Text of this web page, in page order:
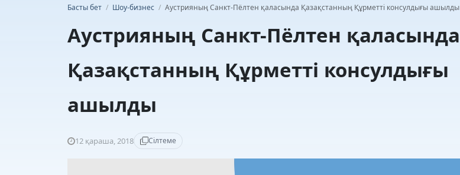
Басты бет / Шоу-бизнес / Аустрияның Санкт-Пёлтен қаласында Қазақстанның Құрметті консулдығы ашылды
Аустрияның Санкт-Пёлтен қаласында
Қазақстанның Құрметті консулдығы
ашылды
12 қараша, 2018 Сілтеме